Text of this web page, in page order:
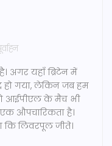
अगर यहाँ ब्रिटेन में
हो गया, लेकिन जब हम
आईपीएल के मैच भी
औपचारिकता है।
कि लिवरपूल जीते।